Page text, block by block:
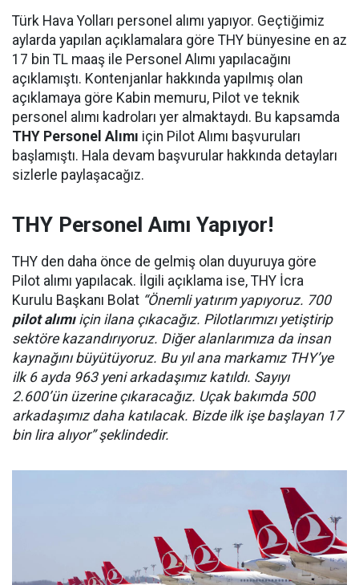
Türk Hava Yolları personel alımı yapıyor. Geçtiğimiz
aylarda yapılan açıklamalara göre THY bünyesine en az
17 bin TL maaş ile Personel Alımı yapılacağını
açıklamıştı. Kontenjanlar hakkında yapılmış olan
açıklamaya göre Kabin memuru, Pilot ve teknik
personel alımı kadroları yer almaktaydı. Bu kapsamda
THY Personel Alımı için Pilot Alımı başvuruları
başlamıştı. Hala devam başvurular hakkında detayları
sizlerle paylaşacağız.
THY Personel Aımı Yapıyor!
THY den daha önce de gelmiş olan duyuruya göre
Pilot alımı yapılacak. İlgili açıklama ise, THY İcra
Kurulu Başkanı Bolat “Önemli yatırım yapıyoruz. 700
pilot alımıiçin ilana çıkacağız. Pilotlarımızı yetiştirip
sektöre kazandırıyoruz. Diğer alanlarımıza da insan
kaynağını büyütüyoruz. Bu yıl ana markamız THY’ye
ilk 6 ayda 963 yeni arkadaşımız katıldı. Sayıyı
2.600’ün üzerine çıkaracağız. Uçak bakımda 500
arkadaşımız daha katılacak. Bizde ilk işe başlayan 17
bin lira alıyor” şeklindedir.